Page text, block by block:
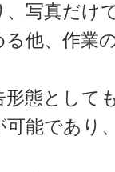
、写真だけ
他、作業
形態として
可能であり